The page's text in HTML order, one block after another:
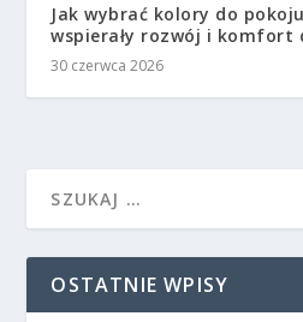
Jak wybrać kolory do
wspierały rozwój i komfort
30 czerwca 2026
OSTATNIE WPISY